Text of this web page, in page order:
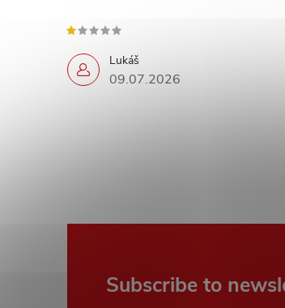
Lukáš
09.07.2026
Subscribe to